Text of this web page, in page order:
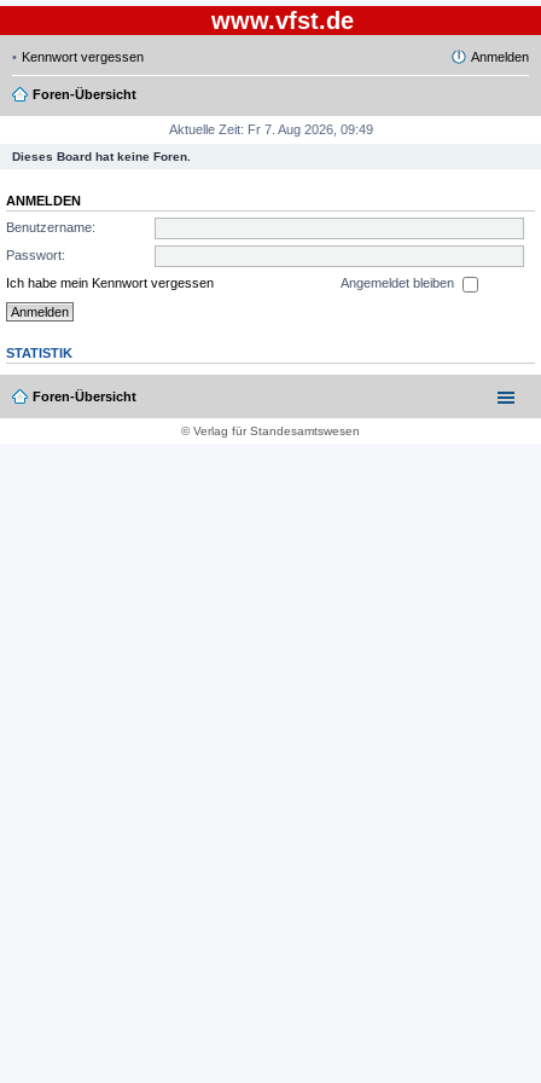
www.vfst.de
Kennwort vergessen Anmelden
Foren-Übersicht
Aktuelle Zeit: Fr 7. Aug 2026, 09:49
Dieses Board hat keine Foren.
ANMELDEN
Benutzername:
Passwort:
Ich habe mein Kennwort vergessen
Angemeldet bleiben
STATISTIK
Foren-Übersicht
© Verlag für Standesamtswesen